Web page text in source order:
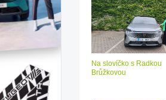
Na slovíčko s Radkou
Brůžkovou